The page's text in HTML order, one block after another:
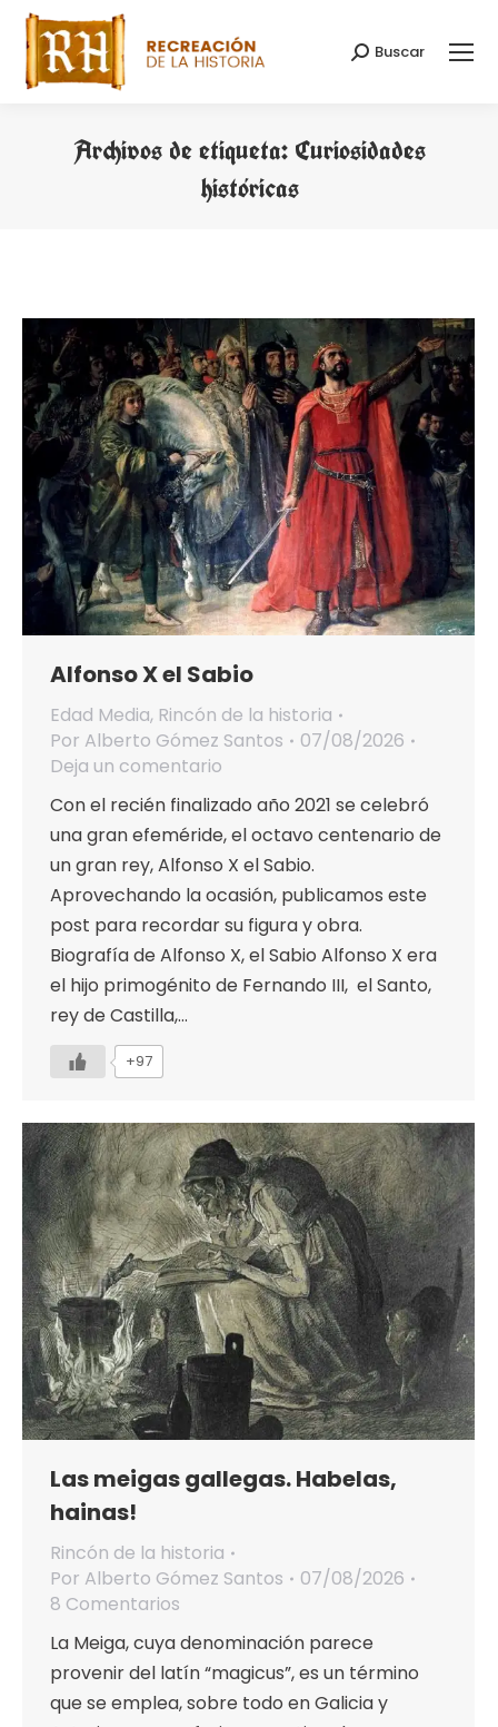
Buscar:
Buscar
Archivos de etiqueta: Curiosidades
históricas
Alfonso X el Sabio
Edad Media, Rincón de la historia
Por Alberto Gómez Santos
07/08/2026
Deja un comentario
Con el recién finalizado año 2021 se celebró
una gran efeméride, el octavo centenario de
un gran rey, Alfonso X el Sabio.
Aprovechando la ocasión, publicamos este
post para recordar su figura y obra.
Biografía de Alfonso X, el Sabio Alfonso X era
el hijo primogénito de Fernando III, el Santo,
rey de Castilla,…
+97
Las meigas gallegas. Habelas,
hainas!
Rincón de la historia
Por Alberto Gómez Santos
07/08/2026
8 Comentarios
La Meiga, cuya denominación parece
provenir del latín “magicus”, es un término
que se emplea, sobre todo en Galicia y